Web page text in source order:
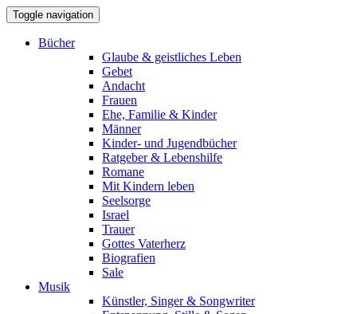
Toggle navigation
Bücher
Glaube & geistliches Leben
Gebet
Andacht
Frauen
Ehe, Familie & Kinder
Männer
Kinder- und Jugendbücher
Ratgeber & Lebenshilfe
Romane
Mit Kindern leben
Seelsorge
Israel
Trauer
Gottes Vaterherz
Biografien
Sale
Musik
Künstler, Singer & Songwriter